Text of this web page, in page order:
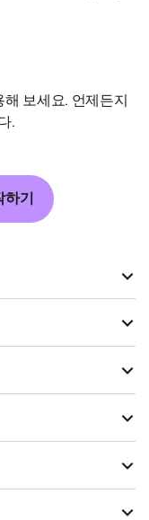
보세요. 언제든지
.
하기